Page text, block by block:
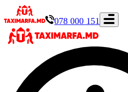
078 000 151